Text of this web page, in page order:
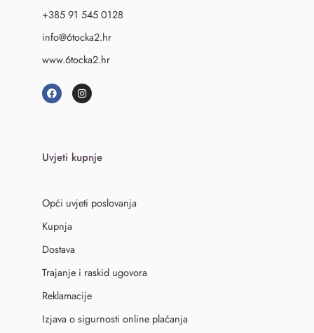
+385 91 545 0128
info@6tocka2.hr
www.6tocka2.hr
Uvjeti kupnje
Opći uvjeti poslovanja
Kupnja
Dostava
Trajanje i raskid ugovora
Reklamacije
Izjava o sigurnosti online plaćanja